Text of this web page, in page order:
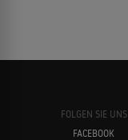
FOLGEN SIE UNS
FACEBOOK